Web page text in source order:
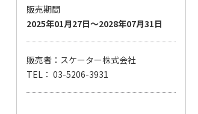
販売期間
2025年01月27日～2028年07月31日
販売者：スケーター株式会社
TEL： 03-5206-3931